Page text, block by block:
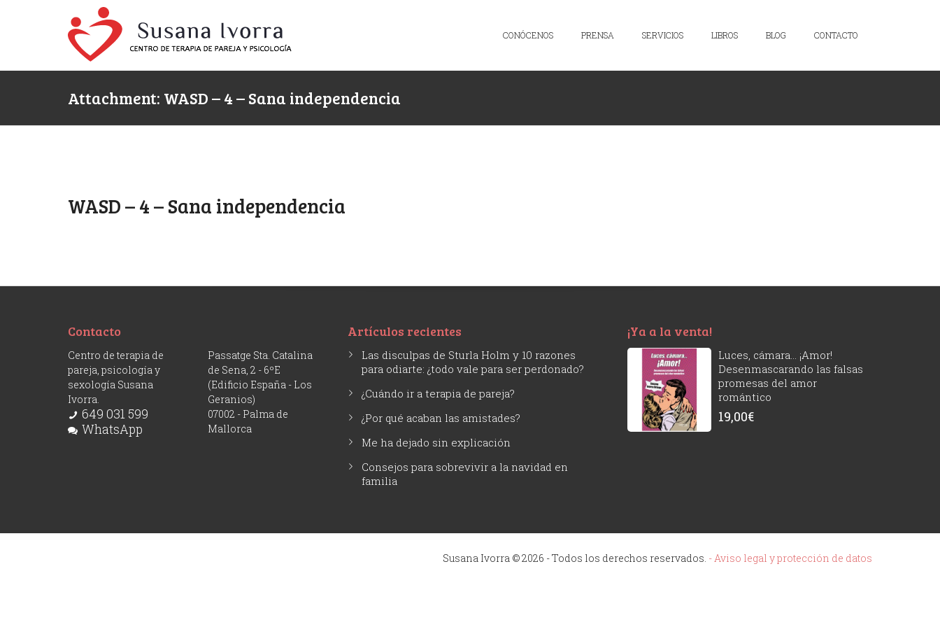
CONÓCENOS PRENSA SERVICIOS LIBROS BLOG CONTACTO
Attachment: WASD – 4 – Sana independencia
WASD – 4 – Sana independencia
Contacto
Centro de terapia de
pareja, psicología y
sexología Susana
Ivorra.
649 031 599
WhatsApp
Passatge Sta. Catalina
de Sena, 2 - 6ºE
(Edificio España - Los
Geranios)
07002 - Palma de
Mallorca
Artículos recientes
Las disculpas de Sturla Holm y 10 razones
para odiarte: ¿todo vale para ser perdonado?
¿Cuándo ir a terapia de pareja?
¿Por qué acaban las amistades?
Me ha dejado sin explicación
Consejos para sobrevivir a la navidad en
familia
¡Ya a la venta!
Luces, cámara... ¡Amor!
Desenmascarando las falsas
promesas del amor
romántico
19,00€
Susana Ivorra © 2026 - Todos los derechos reservados. - Aviso legal y protección de datos